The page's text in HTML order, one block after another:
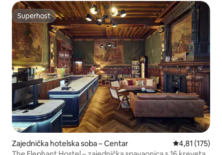
Superhost
Superhost
Zajednička hotelska soba – Centar Prosječna
4,81 (175)